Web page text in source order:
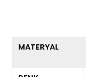
MATERYAL